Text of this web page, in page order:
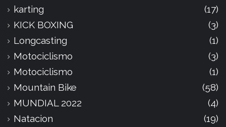
karting
(17)
KICK BOXING
(3)
Longcasting
(1)
Motociclismo
(3)
Motociclismo
(1)
Mountain Bike
(58)
MUNDIAL 2022
(4)
Natacion
(19)